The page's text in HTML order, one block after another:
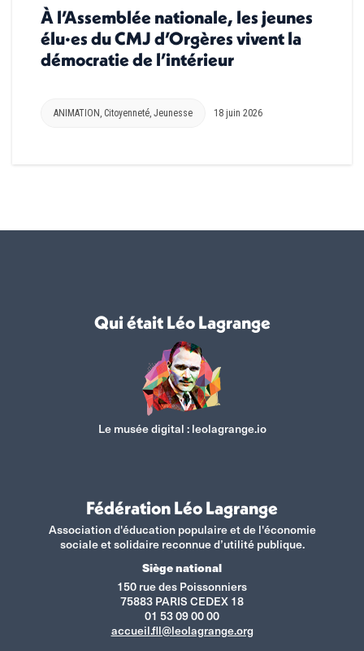
À l’Assemblée nationale, les jeunes
élu·es du CMJ d’Orgères vivent la
démocratie de l’intérieur
ANIMATION Citoyenneté Jeunesse 18 juin 2026
Qui était Léo Lagrange
Le musée digital : leolagrange.io
Fédération Léo Lagrange
Association d'éducation populaire et de l'économie
sociale et solidaire reconnue d’utilité publique.
Siège national
150 rue des Poissonniers
75883 PARIS CEDEX 18
01 53 09 00 00
accueil.fll@leolagrange.org